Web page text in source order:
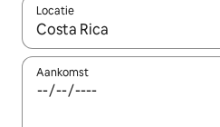
Locatie
Wanneer er resultaten
Aankomst